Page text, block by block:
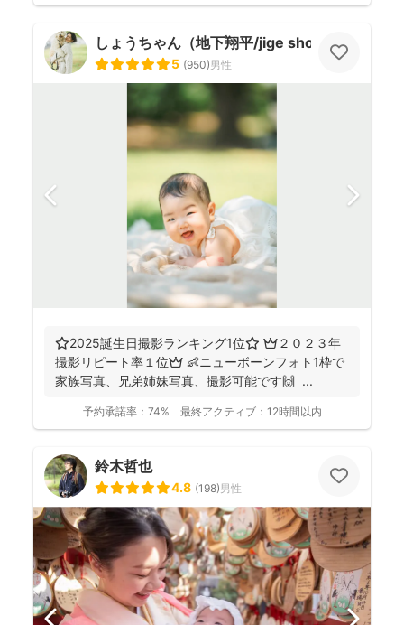
しょうちゃん（地下翔平/jige shohe）
5 (950)男性
⭐️2025誕生日撮影ランキング1位⭐️ 👑２０２３年
撮影リピート率１位👑 👶ニューボーンフォト1枠で
家族写真、兄弟姉妹写真、撮影可能です🙌 ...
予約承諾率： 74% 最終アクティブ： 12時間以内
鈴木哲也
4.8 (198)男性